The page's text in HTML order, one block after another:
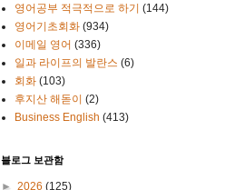
영어공부 적극적으로 하기 (144)
영어기초회화 (934)
이메일 영어 (336)
일과 라이프의 발란스 (6)
회화 (103)
후지산 해돋이 (2)
Business English (413)
블로그 보관함
► 2026 (125)